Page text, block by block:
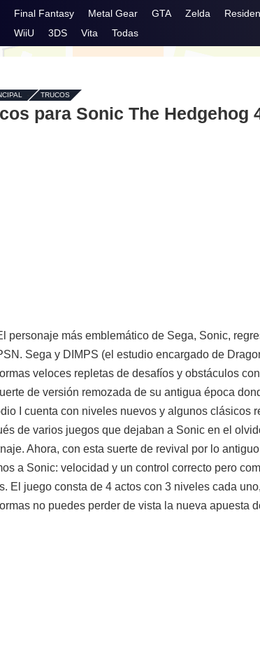
Final Fantasy Metal Gear GTA Zelda
WiiU
3DS Vita Todas
- TRUCOS
para Sonic The Hedgehog
personaje más emblemático de Sega, Sonic,
Sega y DIMPS (el estudio encargado de
veloces repletas de desafíos y obstáculos
de versión remozada de su antigua época
I cuenta con niveles nuevos y algunos clásicos
de varios juegos que dejaban a Sonic en el
Ahora, con esta suerte de revival por lo
a Sonic: velocidad y un control correcto pero
El juego consta de 4 actos con 3 niveles cada
no puedes perder de vista la nueva apuesta